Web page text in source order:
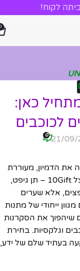
לקוח!
כאן:
לכוכבים
0
הדמיון, מעוררת
סקרנות ומזמינה לחקור עולמות חדשים? אצל 10Gift – תן גיפט,
אלא שערים
ייחודי של מתנות
שיהפוך את הסקרנות
וגלקסיות. בחירת
בעתיד שלם של ידע,